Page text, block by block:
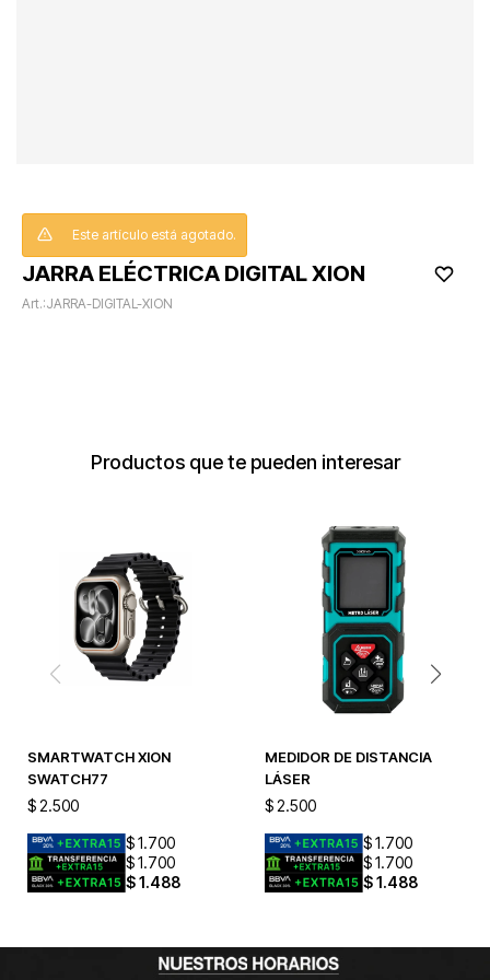
JARRA ELÉCTRICA DIGITAL XION
JARRA-DIGITAL-XION
Este artículo está agotado.
Productos que te pueden interesar
SMARTWATCH XION
SWATCH77
$ 2.500
$1.700
$1.700
$1.488
MEDIDOR DE DISTANCIA
LÁSER
$ 2.500
$ 1.700
$ 1.700
$ 1.488